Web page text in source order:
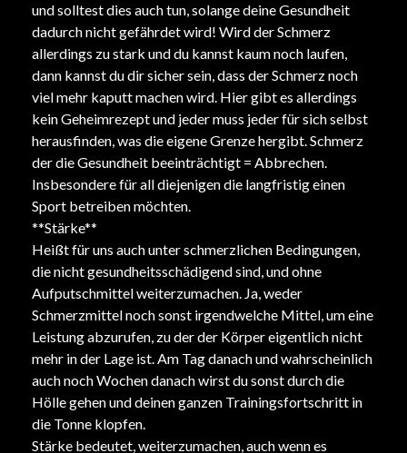
und solltest dies auch tun, solange deine Gesundheit
dadurch nicht gefährdet wird! Wird der Schmerz
allerdings zu stark und du kannst kaum noch laufen,
dann kannst du dir sicher sein, dass der Schmerz noch
viel mehr kaputt machen wird. Hier gibt es allerdings
kein Geheimrezept und jeder muss jeder für sich selbst
herausfinden, was die eigene Grenze hergibt. Schmerz
der die Gesundheit beeinträchtigt = Abbrechen.
Insbesondere für all diejenigen die langfristig einen
Sport betreiben möchten.
**Stärke**
Heißt für uns auch unter schmerzlichen Bedingungen,
die nicht gesundheitsschädigend sind, und ohne
Aufputschmittel weiterzumachen. Ja, weder
Schmerzmittel noch sonst irgendwelche Mittel, um eine
Leistung abzurufen, zu der der Körper eigentlich nicht
mehr in der Lage ist. Am Tag danach und wahrscheinlich
auch noch Wochen danach wirst du sonst durch die
Hölle gehen und deinen ganzen Trainingsfortschritt in
die Tonne klopfen.
Stärke bedeutet, weiterzumachen, auch wenn es